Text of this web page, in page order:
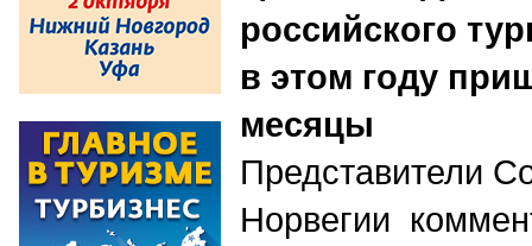
российского
в этом году
месяцы
Представители
Норвегии